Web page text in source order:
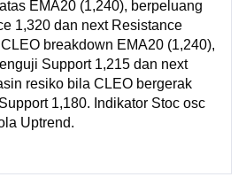
EMA20 (1,240), berpeluang
1,320 dan next Resistance
breakdown EMA20 (1,240),
Support 1,215 dan next
resiko bila CLEO bergerak
1,180. Indikator Stoc osc
Uptrend.